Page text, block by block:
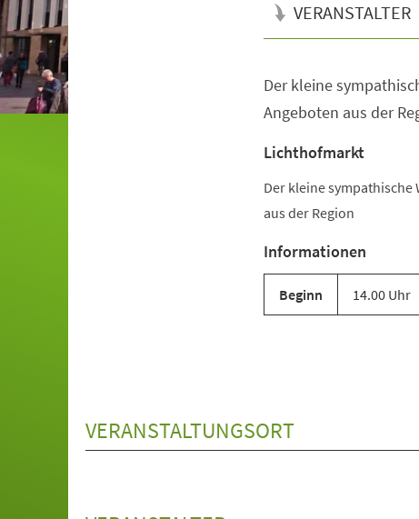
VERANSTALTER
Der kleine
Angeboten aus der
Lichthofmarkt
Der kleine
aus der Region
Informationen
Beginn 14.00 Uhr
VERANSTALTUNGSORT